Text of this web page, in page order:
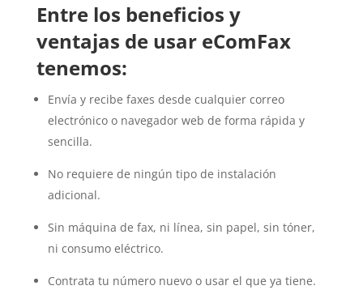
Entre los beneficios y
ventajas de usar eComFax
tenemos:
Envía y recibe faxes desde cualquier correo
electrónico o navegador web de forma rápida y
sencilla.
No requiere de ningún tipo de instalación
adicional.
Sin máquina de fax, ni línea, sin papel, sin tóner,
ni consumo eléctrico.
Contrata tu número nuevo o usar el que ya tiene.